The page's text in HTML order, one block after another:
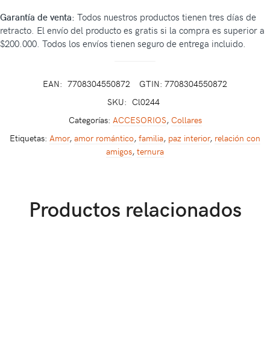
Garantía de venta: Todos nuestros productos tienen tres días de
retracto. El envío del producto es gratis si la compra es superior a
$200.000. Todos los envíos tienen seguro de entrega incluido.
EAN: 7708304550872
GTIN: 7708304550872
SKU: Cl0244
Categorías: ACCESORIOS, Collares
Etiquetas: Amor, amor romántico, familia, paz interior, relación con
amigos, ternura
Productos relacionados